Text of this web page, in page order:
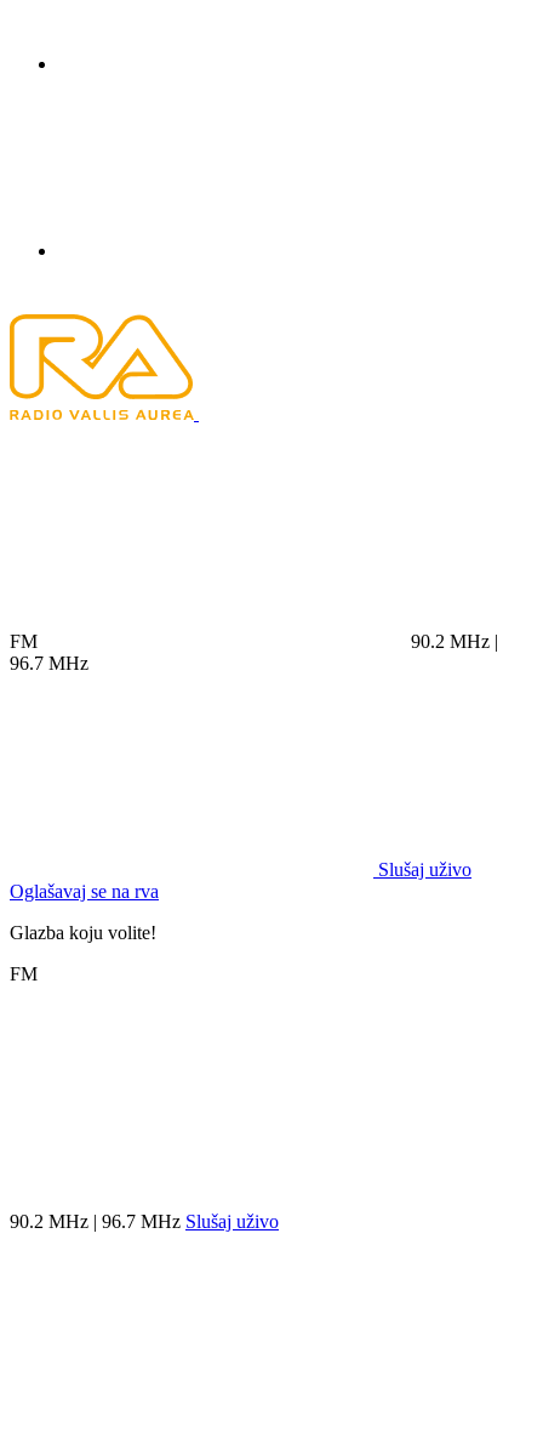
FM
90.2 MHz |
96.7 MHz
Slušaj uživo
Oglašavaj se na rva
Glazba koju volite!
FM
90.2 MHz | 96.7 MHz Slušaj uživo